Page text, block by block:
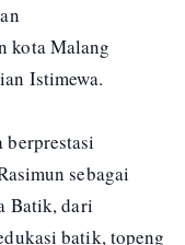
kota Malang
Istimewa.
berprestasi
sebagai
Batik, dari
batik, topeng